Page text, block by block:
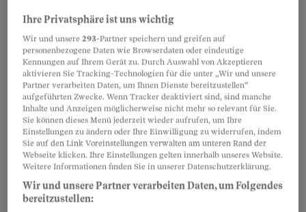
Partnerinhalte
Ihre Privatsphäre ist uns wichtig
Wir und unsere293-Partner speichern und greifen auf
personenbezogene Daten wie Browserdaten oder eindeutige
Kennungen auf Ihrem Gerät zu. Durch Auswahl von Akzeptieren
aktivieren Sie Tracking-Technologien für die unter „Wir und unsere
Partner verarbeiten Daten, um Ihnen Dienste bereitzustellen“
aufgeführten Zwecke. Wenn Tracker deaktiviert sind, sind manche
Inhalte und Anzeigen möglicherweise nicht mehr so relevant für Sie.
Sie können dieses Menü jederzeit wieder aufrufen, um Ihre
Einstellungen zu ändern oder Ihre Einwilligung zu widerrufen, indem
Sie auf den Link Voreinstellungen verwalten am unteren Rand der
Webseite klicken. Ihre Einstellungen gelten innerhalb unseres Website.
Weitere Informationen finden Sie in unserer Datenschutzerklärung.
Wir und unsere Partner verarbeiten Daten, um Folgendes
bereitzustellen: